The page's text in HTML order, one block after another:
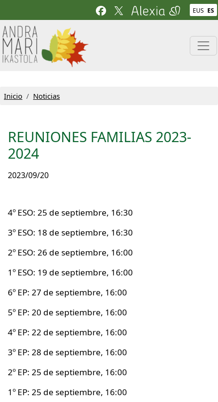
Pasar al contenido principal EUS ES
Inicio Noticias
REUNIONES FAMILIAS 2023-
2024
2023/09/20
4º ESO: 25 de septiembre, 16:30
3º ESO: 18 de septiembre, 16:30
2º ESO: 26 de septiembre, 16:00
1º ESO: 19 de septiembre, 16:00
6º EP: 27 de septiembre, 16:00
5º EP: 20 de septiembre, 16:00
4º EP: 22 de septiembre, 16:00
3º EP: 28 de septiembre, 16:00
2º EP: 25 de septiembre, 16:00
1º EP: 25 de septiembre, 16:00